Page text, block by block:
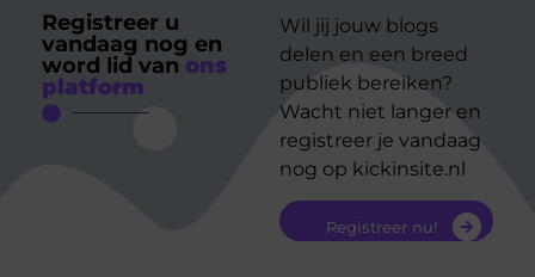
Registreer u
vandaag nog en
word lid van ons
platform
Wil jij jouw blogs
delen en een breed
publiek bereiken?
Wacht niet langer en
registreer je vandaag
nog op kickinsite.nl
Registreer nu!